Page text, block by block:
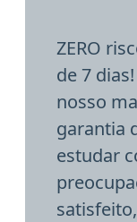
ZERO
de 7
nosso
garantia
estudar